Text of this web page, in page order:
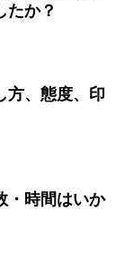
たか？
方、態度、印
・時間はいか